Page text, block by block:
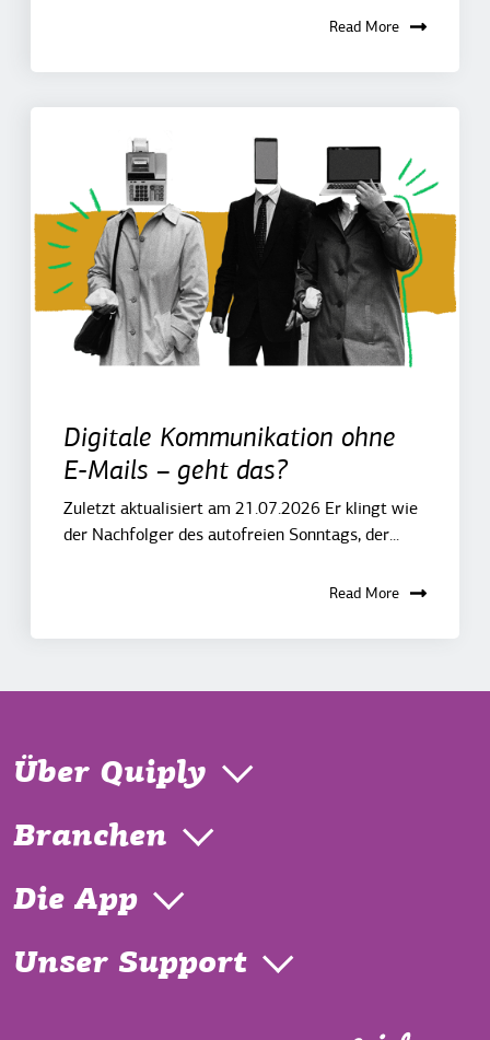
Read More
Digitale Kommunikation ohne
E-Mails – geht das?
Zuletzt aktualisiert am 21.07.2026 Er klingt wie
der Nachfolger des autofreien Sonntags, der...
Read More
Über Quiply
Branchen
Die App
Unser Support